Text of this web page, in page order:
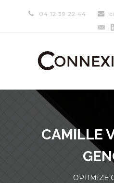
04 12 39 22 44
CAMILLE
OPTIMIZE